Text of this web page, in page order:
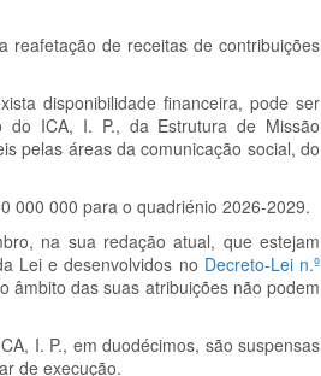
reafetação de receitas de contribuições
disponibilidade financeira, pode ser
do ICA, I. P., da Estrutura de Missão
pelas áreas da comunicação social, do
000 000 para o quadriénio 2026-2029.
na sua redação atual, que estejam
Lei e desenvolvidos no Decreto-Lei n.º
âmbito das suas atribuições não podem
I. P., em duodécimos, são suspensas
de execução.